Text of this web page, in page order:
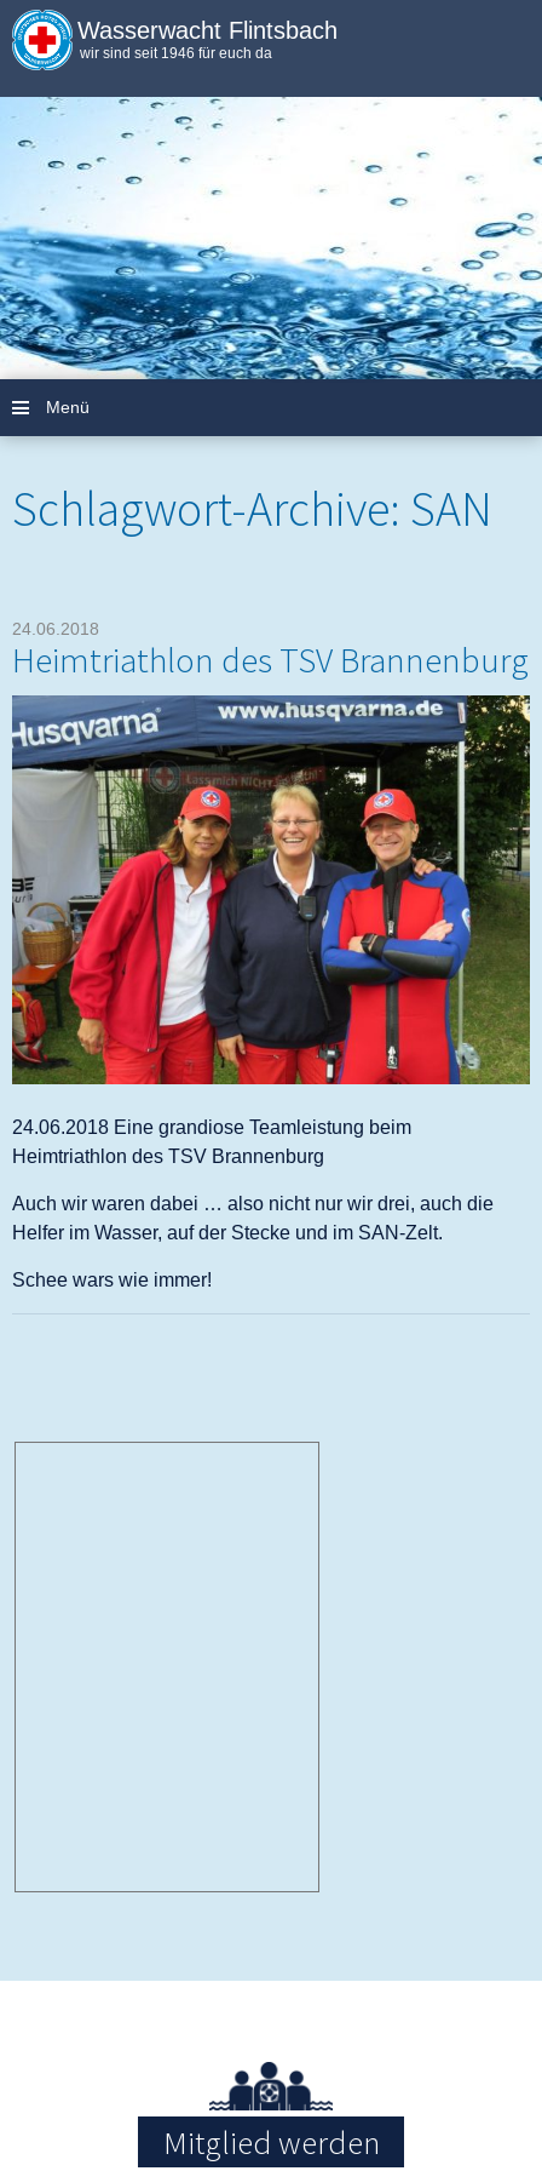
Wasserwacht Flintsbach
wir sind seit 1946 für euch da
Menü
Schlagwort-Archive: SAN
24.06.2018
Heimtriathlon des TSV Brannenburg
24.06.2018 Eine grandiose Teamleistung beim
Heimtriathlon des TSV Brannenburg
Auch wir waren dabei … also nicht nur wir drei, auch die
Helfer im Wasser, auf der Stecke und im SAN-Zelt.
Schee wars wie immer!
Mitglied werden